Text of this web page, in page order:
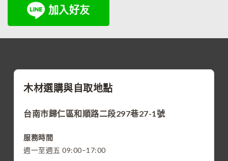
木材選購與自取地點
台南市歸仁區和順路二段297巷27-1號
服務時間
週一至週五 09:00–17:00